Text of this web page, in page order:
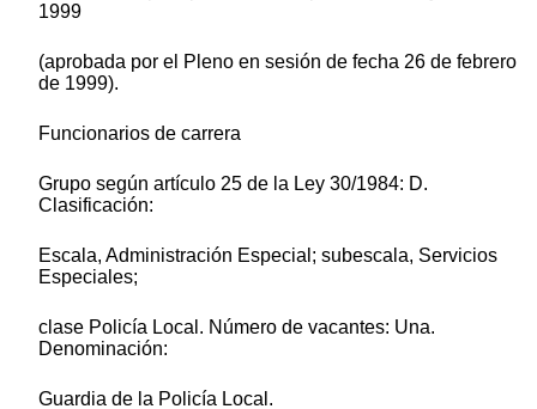
1999
(aprobada por el Pleno en sesión de fecha 26 de febrero
de 1999).
Funcionarios de carrera
Grupo según artículo 25 de la Ley 30/1984: D.
Clasificación:
Escala, Administración Especial; subescala, Servicios
Especiales;
clase Policía Local. Número de vacantes: Una.
Denominación:
Guardia de la Policía Local.